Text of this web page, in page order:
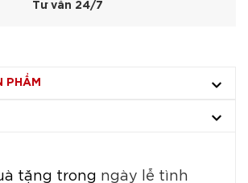
Tư vấn 24/7
PHẨM
tặng trong ngày lễ tình